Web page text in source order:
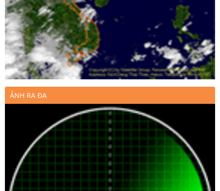
ẢNH RA ĐA